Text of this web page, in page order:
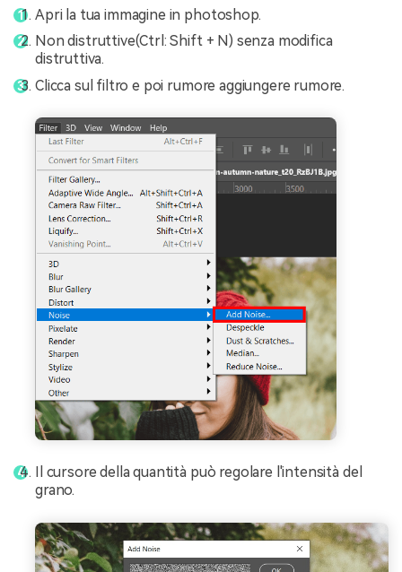
Apri la tua immagine in photoshop.
Non distruttive(Ctrl: Shift + N) senza modifica
distruttiva.
Clicca sul filtro e poi rumore aggiungere rumore.
Il cursore della quantità può regolare l'intensità del
grano.